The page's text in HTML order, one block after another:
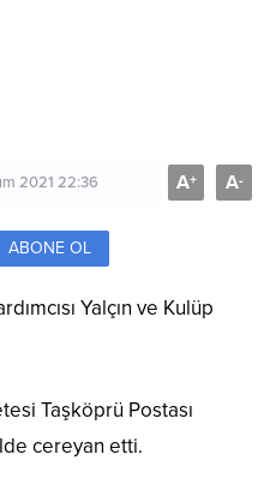
2021 22:36 A+ A-
ABONE OL
Yalçın ve Kulüp
Taşköprü Postası
cereyan etti.